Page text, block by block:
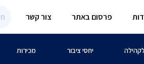
פרסום באתר צור קשר
יחסי ציבור מכירות